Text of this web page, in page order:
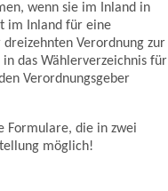
wenn sie im Inland in
im Inland für eine
Verordnung zur
das Wählerverzeichnis für
Verordnungsgeber
Formulare, die in zwei
möglich!